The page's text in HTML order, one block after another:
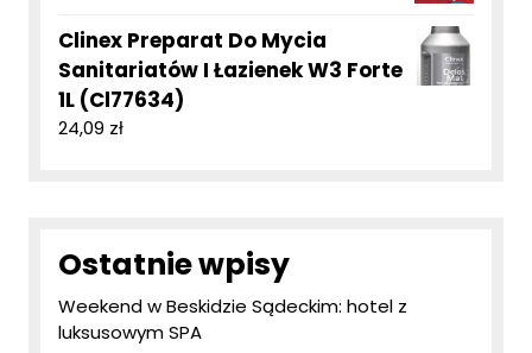
Clinex Preparat Do Mycia
Sanitariatów I Łazienek W3 Forte
1L (Cl77634)
24,09 zł
Ostatnie wpisy
Weekend w Beskidzie Sądeckim: hotel z
luksusowym SPA